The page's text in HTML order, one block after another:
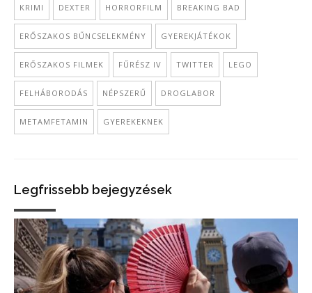
KRIMI DEXTER HORRORFILM BREAKING BAD
ERŐSZAKOS BŰNCSELEKMÉNY GYEREKJÁTÉKOK
ERŐSZAKOS FILMEK FŰRÉSZ IV TWITTER LEGO
FELHÁBORODÁS NÉPSZERŰ DROGLABOR
METAMFETAMIN GYEREKEKNEK
Legfrissebb bejegyzések